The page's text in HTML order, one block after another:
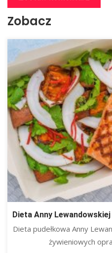
Zobacz
Dieta Anny
Dieta pudełkowa Anny
żywieniowych